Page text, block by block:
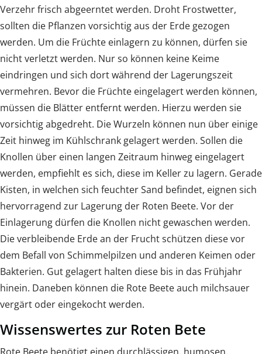
Verzehr frisch abgeerntet werden. Droht Frostwetter,
sollten die Pflanzen vorsichtig aus der Erde gezogen
werden. Um die Früchte einlagern zu können, dürfen sie
nicht verletzt werden. Nur so können keine Keime
eindringen und sich dort während der Lagerungszeit
vermehren. Bevor die Früchte eingelagert werden können,
müssen die Blätter entfernt werden. Hierzu werden sie
vorsichtig abgedreht. Die Wurzeln können nun über einige
Zeit hinweg im Kühlschrank gelagert werden. Sollen die
Knollen über einen langen Zeitraum hinweg eingelagert
werden, empfiehlt es sich, diese im Keller zu lagern. Gerade
Kisten, in welchen sich feuchter Sand befindet, eignen sich
hervorragend zur Lagerung der Roten Beete. Vor der
Einlagerung dürfen die Knollen nicht gewaschen werden.
Die verbleibende Erde an der Frucht schützen diese vor
dem Befall von Schimmelpilzen und anderen Keimen oder
Bakterien. Gut gelagert halten diese bis in das Frühjahr
hinein. Daneben können die Rote Beete auch milchsauer
vergärt oder eingekocht werden.
Wissenswertes zur Roten Bete